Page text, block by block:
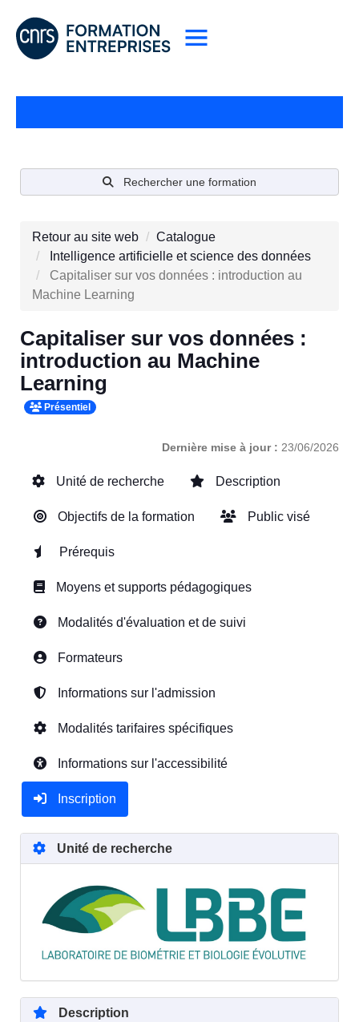
Rechercher une formation
Retour au site web
Catalogue
Intelligence artificielle et science des données
Capitaliser sur vos données : introduction au
Machine Learning
Capitaliser sur vos données :
introduction au Machine
Learning
Présentiel
Dernière mise à jour : 23/06/2026
Unité de recherche Description
Objectifs de la formation Public visé
Prérequis
Moyens et supports pédagogiques
Modalités d'évaluation et de suivi
Formateurs
Informations sur l'admission
Modalités tarifaires spécifiques
Informations sur l'accessibilité
Inscription
Unité de recherche
Description